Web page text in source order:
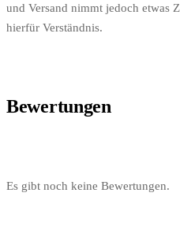
und Versand nimmt jedoch etwas
hierfür Verständnis.
Bewertungen
Es gibt noch keine Bewertungen.